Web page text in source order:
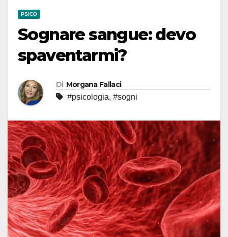
PSICO
Sognare sangue: devo
spaventarmi?
Di Morgana Fallaci
#psicologia, #sogni